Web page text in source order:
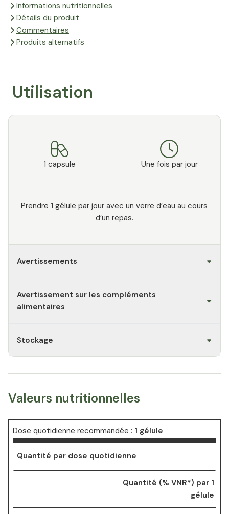
Informations nutritionnelles
Détails du produit
Commentaires
Produits alternatifs
Utilisation
1 capsule Une fois par jour
Prendre 1 gélule par jour avec un verre d’eau au cours
d’un repas.
Avertissements
Avertissement sur les compléments
alimentaires
Stockage
Valeurs nutritionnelles
Dose quotidienne recommandée : 1 gélule
Quantité par dose quotidienne
Quantité (% VNR*) par 1
gélule